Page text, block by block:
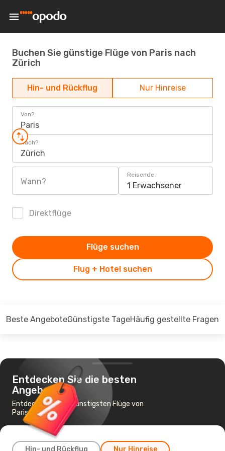
Buchen Sie günstige Flüge von Paris nach
Zürich
Hin- und Rückflug Nur Hinreise
Von?
Paris
Nach?
Zürich
Wann?
Reisende
1 Erwachsener
Direktflüge
Flug + Hotel suchen
Flüge suchen
Beste AngeboteGünstigste TageHäufig gestellte Fragen
Entdecken Sie die besten
Angebote
Entdecken Sie die günstigsten Flüge von
Paris nach Zürich
Hin- und Rückflug Nur Hinreise